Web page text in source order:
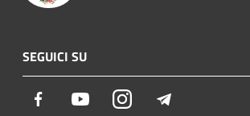
SEGUICI SU
Facebook YoutubeInstagram